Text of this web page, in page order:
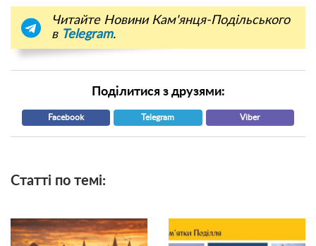
Читайте Новини Кам'янця-Подільського
в Telegram.
Поділитися з друзями:
Facebook Telegram Viber
Статті по темі: